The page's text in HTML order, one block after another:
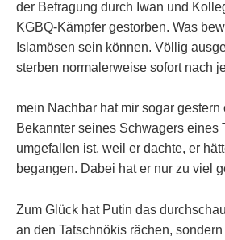
der Befragung durch Iwan und
KGBQ-Kämpfer gestorben. Was
Islamösen sein können. Völlig
sterben normalerweise sofort nach
mein Nachbar hat mir sogar gestern
Bekannter seines Schwagers eines
umgefallen ist, weil er dachte, er
begangen. Dabei hat er nur zu viel
Zum Glück hat Putin das
an den Tatschnökis rächen,